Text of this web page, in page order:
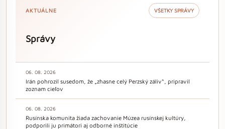
AKTUÁLNE VŠETKY SPRÁVY
Správy
06. 08. 2026
Irán pohrozil susedom, že „zhasne celý Perzský záliv“, pripravil
zoznam cieľov
06. 08. 2026
Rusínska komunita žiada zachovanie Múzea rusínskej kultúry,
podporili ju primátori aj odborné inštitúcie